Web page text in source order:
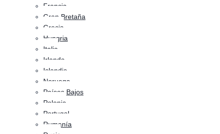
Francia
Gran Bretaña
Grecia
Hungria
Italia
Irlanda
Islandia
Noruega
Países Bajos
Polonia
Portugal
Rumanía